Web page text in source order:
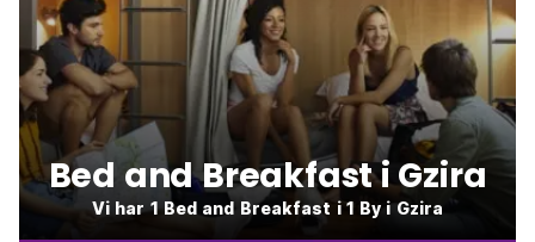
Bed and Breakfast i Gzira
Vi har 1 Bed and Breakfast i 1 By i Gzira